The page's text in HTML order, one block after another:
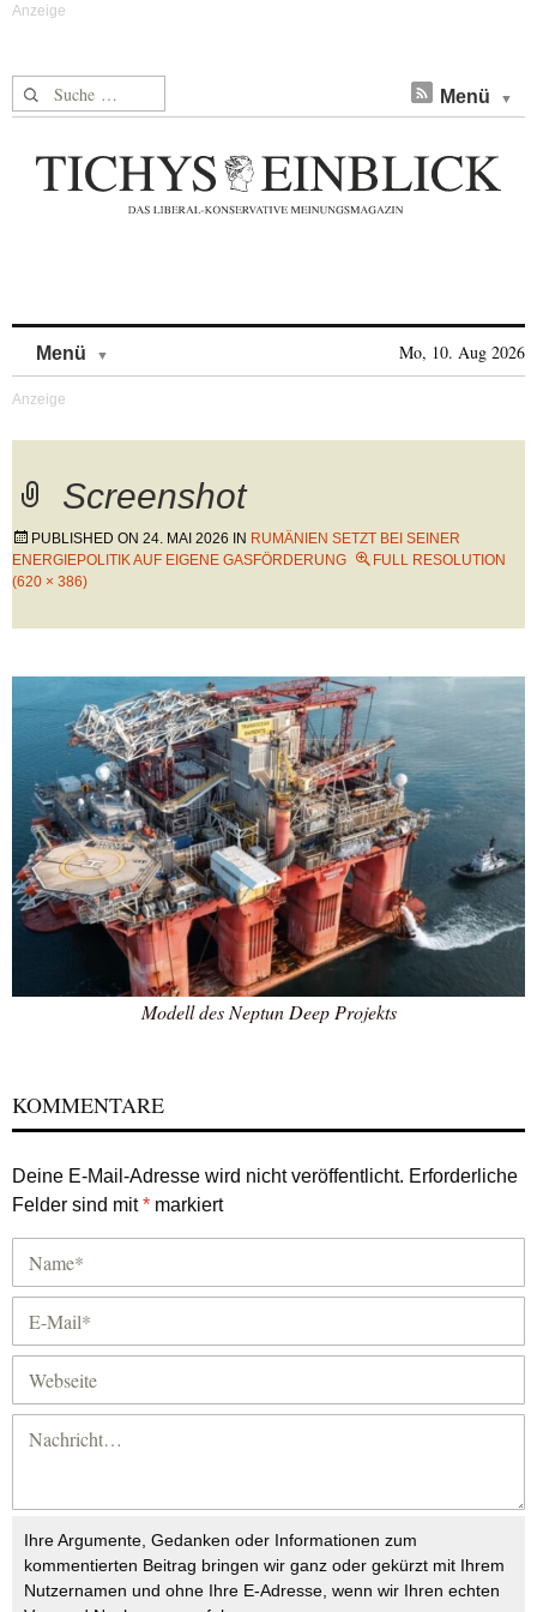
Suche nach: Menü
Menü Mo, 10. Aug 2026
Screenshot
PUBLISHED ON 24. MAI 2026 IN RUMÄNIEN SETZT BEI SEINER
ENERGIEPOLITIK AUF EIGENE GASFÖRDERUNG
FULL RESOLUTION
(620 × 386)
Modell des Neptun Deep Projekts
KOMMENTARE
Deine E-Mail-Adresse wird nicht veröffentlicht. Erforderliche
Felder sind mit* markiert
Ihre Argumente, Gedanken oder Informationen zum
kommentierten Beitrag bringen wir ganz oder gekürzt mit Ihrem
Nutzernamen und ohne Ihre E-Adresse, wenn wir Ihren echten